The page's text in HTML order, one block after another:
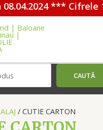
*** Cifrele
CAUTĂ
/ CUTIE CARTON